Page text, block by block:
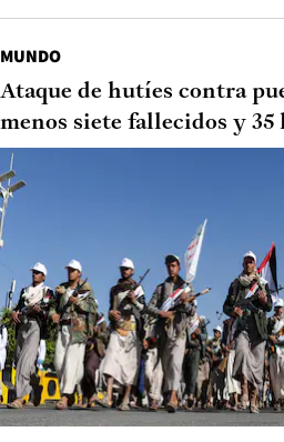
MUNDO
Ataque de hutíes contra
menos siete fallecidos y 35